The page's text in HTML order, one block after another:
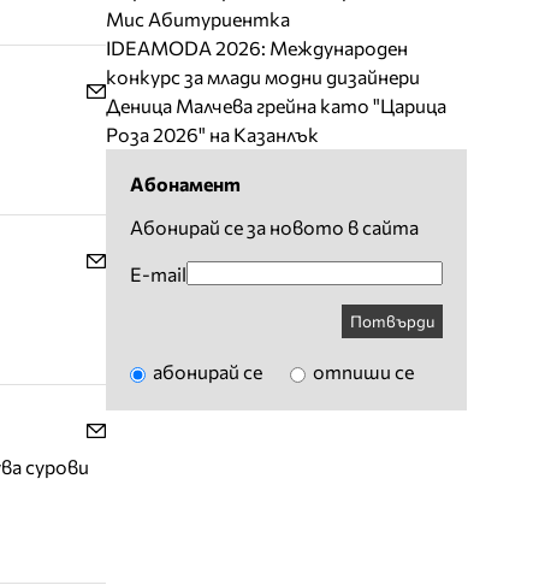
сурови
Мис Абитуриентка
IDEAMODA 2026: Международен
конкурс за млади модни дизайнери
Деница Малчева грейна като "Царица
Роза 2026" на Казанлък
Абонамент
Абонирай се за новото в сайта
E-mail
Потвърди
абонирай се отпиши се